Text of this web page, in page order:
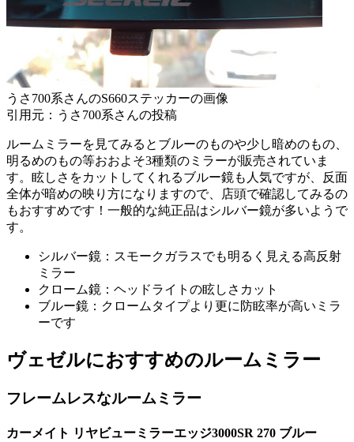
うさ700系さんのS660ステッカーの画像
引用元：うさ700系さんの投稿
ルームミラーを見てみるとブルーのものや少し暗めのもの、
明るめのもの等おおよそ3種類のミラーが販売されていま
す。眩しさをカットしてくれるブルー鏡も人気ですが、反面
全体が暗めの映り方になりますので、店頭で確認してみるの
もおすすめです！一般的な純正品はシルバー鏡が多いようで
す。
シルバー鏡：スモークガラスでも明るく見える高反射
ミラー
クローム鏡：ヘッドライトの眩しさカット
ブルー鏡：クロームタイプより更に防眩率が高いミラ
ーです
ヴェゼルにおすすめのルームミラー
フレームレスなルームミラー
カーメイト リヤビューミラーエッジ3000SR 270 ブルー